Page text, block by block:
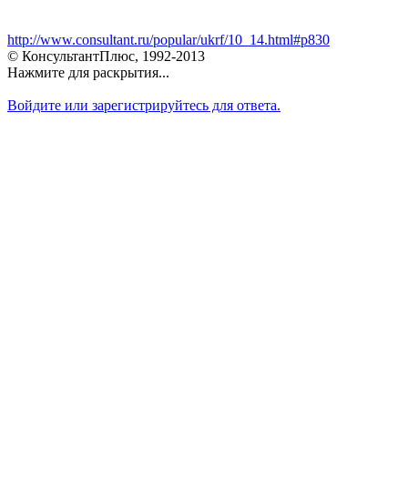
http://www.consultant.ru/popular/ukrf/10_14.html#p830
© КонсультантПлюс, 1992-2013
Нажмите для раскрытия...
Войдите или зарегистрируйтесь для ответа.